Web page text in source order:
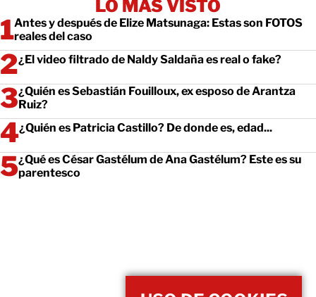
LO MÁS VISTO
Antes y después de Elize Matsunaga: Estas son FOTOS
reales del caso
¿El video filtrado de Naldy Saldaña es real o fake?
¿Quién es Sebastián Fouilloux, ex esposo de Arantza
Ruiz?
¿Quién es Patricia Castillo? De donde es, edad...
¿Qué es César Gastélum de Ana Gastélum? Este es su
parentesco